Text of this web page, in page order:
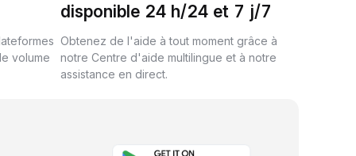
volume
disponible 24 h/24 et 7 j/7
Obtenez de l'aide à tout moment grâce à
notre Centre d'aide multilingue et à notre
assistance en direct.